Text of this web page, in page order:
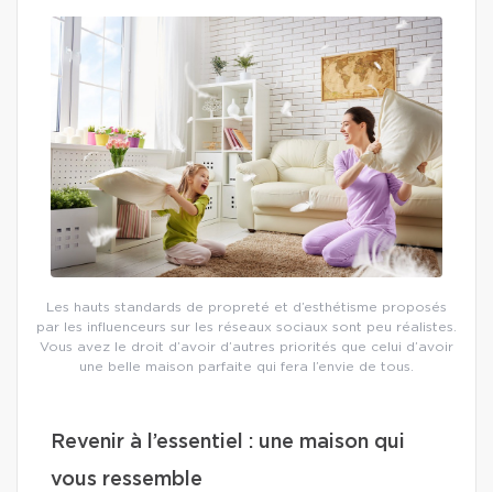
Les hauts standards de propreté et d’esthétisme proposés
par les influenceurs sur les réseaux sociaux sont peu réalistes.
Vous avez le droit d’avoir d’autres priorités que celui d’avoir
une belle maison parfaite qui fera l’envie de tous.
Revenir à l’essentiel : une maison qui
vous ressemble